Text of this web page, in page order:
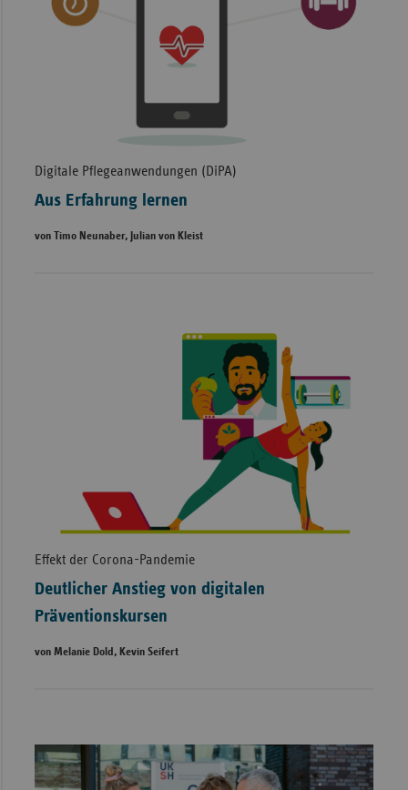
Digitale Pflegeanwendungen (DiPA)
Aus Erfahrung lernen
von Timo Neunaber, Julian von Kleist
Effekt der Corona-Pandemie
Deutlicher Anstieg von digitalen
Präventionskursen
von Melanie Dold, Kevin Seifert